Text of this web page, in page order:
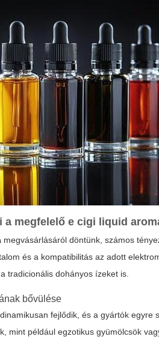
a megfelelőe cigi liquid
megvásárlásáról döntünk, számos
és a kompatibilitás az adott
tradicionális dohányos ízeket is.
bővülése
fejlődik, és a gyártók egyre
mint például egzotikus gyümölcsök